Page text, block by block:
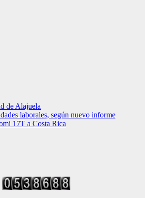
de Alajuela
laborales, según nuevo informe
17T a Costa Rica